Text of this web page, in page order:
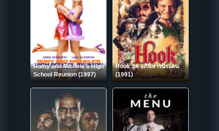
Romy and Michele’s High
School Reunion (1997)
Hook ฮุค อภินิหารนิรแดน
(1991)